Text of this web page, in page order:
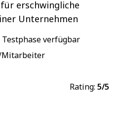
erschwingliche
Unternehmen
verfügbar
Mitarbeiter
Rating: 5/5